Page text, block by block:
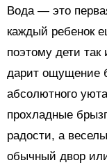
Вода — это
каждый ребенок
поэтому дети так
дарит ощущение
абсолютного
прохладные
радости, а
обычный двор